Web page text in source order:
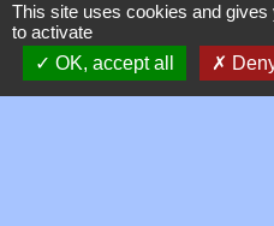
This site uses cookies and
to activate
OK, accept all